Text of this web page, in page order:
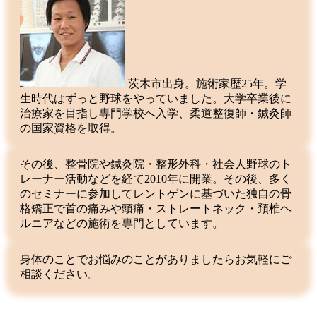
茨木市出身。施術家歴25年。学
生時代はずっと野球をやっていました。大学卒業後に
治療家を目指し専門学校へ入学、柔道整復師・鍼灸師
の国家資格を取得。
その後、整骨院や鍼灸院・整形外科・社会人野球のト
レーナー活動などを経て2010年に開業。その後、多く
のセミナーに参加してレントゲンに基づいた独自の骨
格矯正で首の痛みや頭痛・ストレートネック・頚椎ヘ
ルニアなどの施術を専門としています。
身体のことでお悩みのことがありましたらお気軽にご
相談ください。